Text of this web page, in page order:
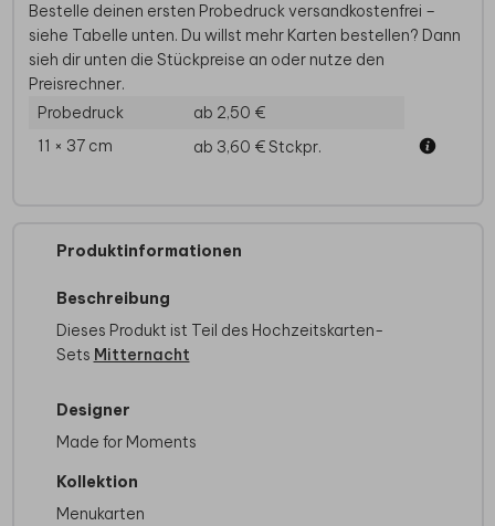
Bestelle deinen ersten Probedruck versandkostenfrei –
siehe Tabelle unten. Du willst mehr Karten bestellen? Dann
sieh dir unten die Stückpreise an oder nutze den
Preisrechner.
Probedruck
ab 2,50 €
11 × 37 cm
ab 3,60 €Stckpr.
Produktinformationen
Beschreibung
Dieses Produkt ist Teil des Hochzeitskarten-
Sets Mitternacht
Designer
Made for Moments
Kollektion
Menukarten